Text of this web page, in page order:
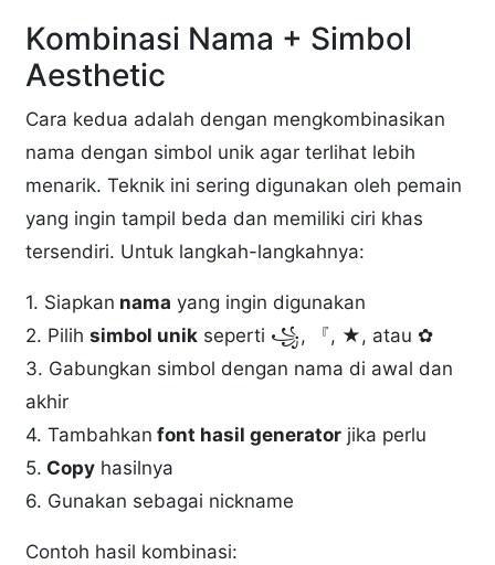
Kombinasi Nama + Simbol
Aesthetic
Cara kedua adalah dengan mengkombinasikan
nama dengan simbol unik agar terlihat lebih
menarik. Teknik ini sering digunakan oleh pemain
yang ingin tampil beda dan memiliki ciri khas
tersendiri. Untuk langkah-langkahnya:
1. Siapkan nama yang ingin digunakan
2. Pilihsimbol unik seperti ꧁, 『, ★, atau ✿
3. Gabungkan simbol dengan nama di awal dan
akhir
4. Tambahkan font hasil generator jika perlu
5. Copy hasilnya
6. Gunakan sebagai nickname
Contoh hasil kombinasi: